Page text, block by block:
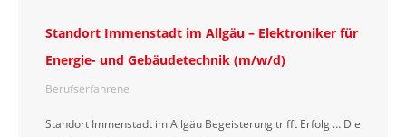
Standort Immenstadt im Allgäu – Elektroniker für
Energie- und Gebäudetechnik (m/w/d)
Berufserfahrene
Standort Immenstadt im Allgäu Begeisterung trifft Erfolg … Die